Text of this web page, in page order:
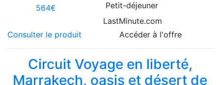
564€
Petit-déjeuner
LastMinute.com
Consulter le produit
Accéder à l'offre
Circuit Voyage en liberté,
Marrakech, oasis et désert de